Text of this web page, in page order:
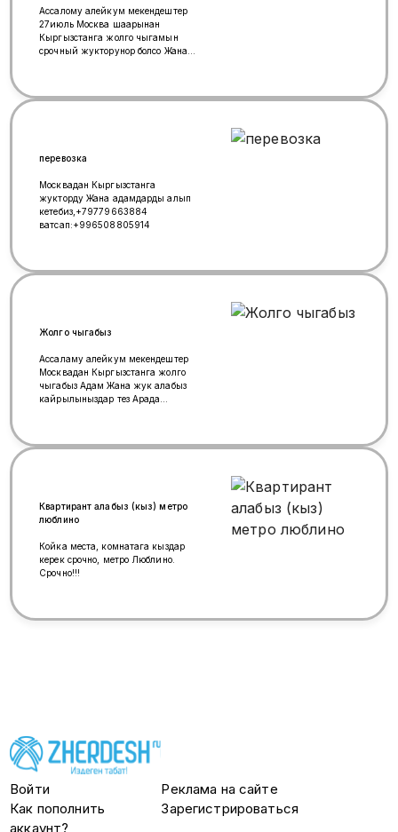
Ассалому алейкум мекендештер
27июль Москва шаарынан
Кыргызстанга жолго чыгамын
срочный жукторунор болсо Жана
перевозка
Москвадан Кыргызстанга
жукторду Жана адамдарды алып
кетебиз,+79779663884
ватсап:+996508805914
Жолго чыгабыз
Ассаламу алейкум мекендештер
Москвадан Кыргызстанга жолго
чыгабыз Адам Жана жук алабыз
кайрылыныздар тез Арада
Квартирант алабыз (кыз) метро
люблино
Койка места, комнатага кыздар
керек срочно, метро Люблино.
Срочно!!!
Войти
Реклама на сайте
Как пополнить
аккаунт?
Зарегистрироваться